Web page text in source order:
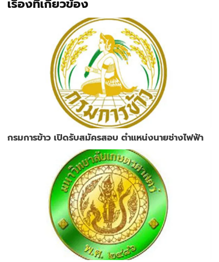
เรื่องที่เกี่ยวข้อง
กรมการข้าว เปิดรับสมัครสอบ ตำแหน่งนายช่างไฟฟ้า